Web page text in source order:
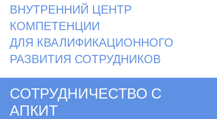
ВНУТРЕННИЙ ЦЕНТР
КОМПЕТЕНЦИИ
ДЛЯ КВАЛИФИКАЦИОННОГО
РАЗВИТИЯ СОТРУДНИКОВ
СОТРУДНИЧЕСТВО С
АПКИТ